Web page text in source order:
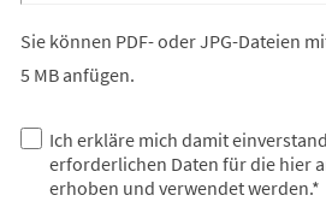
Sie können PDF- oder JPG-Dateien
5 MB anfügen.
Datenschutz
Ich erkläre mich damit
erforderlichen Daten für die hier
erhoben und verwendet werden.*